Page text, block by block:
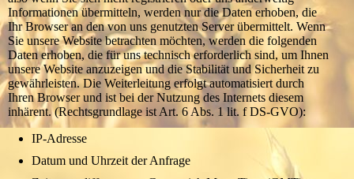
Informationen übermitteln, werden nur die Daten erhoben, die
Ihr Browser an den von uns genutzten Server übermittelt. Wenn
Sie unsere Website betrachten möchten, werden die folgenden
Daten erhoben, die für uns technisch erforderlich sind, um Ihnen
unsere Website anzuzeigen und die Stabilität und Sicherheit zu
gewährleisten. Die Weiterleitung erfolgt automatisiert durch
Ihren Browser und ist bei der Nutzung des Internets diesem
inhärent. (Rechtsgrundlage ist Art. 6 Abs. 1 lit. f DS-GVO):
IP-Adresse
Datum und Uhrzeit der Anfrage